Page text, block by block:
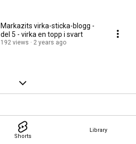
Shorts
Library
Markazits virka-sticka-blogg -
del 5 - virka en topp i svart
192 views 2 years ago